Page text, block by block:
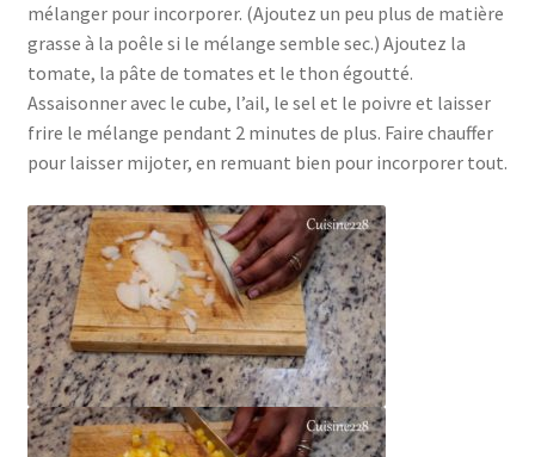
mélanger pour incorporer. (Ajoutez un peu plus de matière
grasse à la poêle si le mélange semble sec.) Ajoutez la
tomate, la pâte de tomates et le thon égoutté.
Assaisonner avec le cube, l’ail, le sel et le poivre et laisser
frire le mélange pendant 2 minutes de plus. Faire chauffer
pour laisser mijoter, en remuant bien pour incorporer tout.